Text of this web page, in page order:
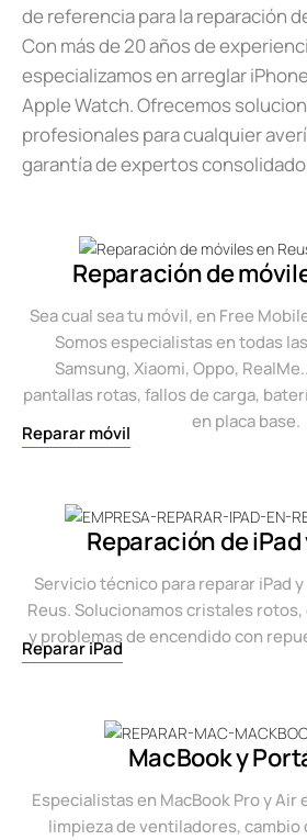
de referencia para la reparación
Con más de 20 años de
especializamos en arreglar
Apple Watch. Ofrecemos
profesionales para cualquier
garantía de expertos
Reparación de
Sea cual sea tu móvil, en Free
Somos especialistas en todas
Samsung, Xiaomi, Oppo,
pantallas rotas, fallos de carga,
en placa base.
Reparar móvil
Reparación de
Servicio técnico para reparar iPad
Reus. Solucionamos cristales
y problemas de encendido con
Reparar iPad
MacBook y
Especialistas en MacBook Pro y Air
limpieza de ventiladores, cambio